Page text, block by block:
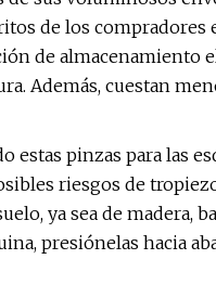
de los
de almacenamiento
Además, cuestan
estas pinzas para las
riesgos de
ya sea de madera,
presiónelas hacia